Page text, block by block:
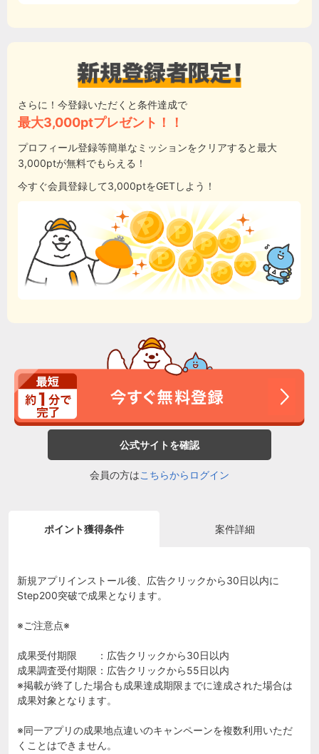
さらに！今登録いただくと条件達成で
最大3,000ptプレゼント！！
プロフィール登録等簡単なミッションをクリアすると最大
3,000ptが無料でもらえる！
今すぐ会員登録して3,000ptをGETしよう！
公式サイトを確認
会員の方はこちらからログイン
ポイント獲得条件 案件詳細
新規アプリインストール後、広告クリックから30日以内に
Step200突破で成果となります。
※ご注意点※
成果受付期限 ：広告クリックから30日以内
成果調査受付期限：広告クリックから55日以内
※掲載が終了した場合も成果達成期限までに達成された場合は
成果対象となります。
※同一アプリの成果地点違いのキャンペーンを複数利用いただ
くことはできません。